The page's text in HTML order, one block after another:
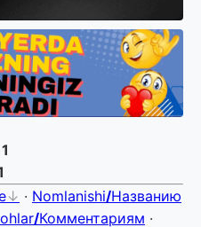
1
· Nomlanishi/Названию
/Комментариям ·